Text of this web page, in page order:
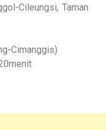
Cileungsi, Taman
Cimanggis)